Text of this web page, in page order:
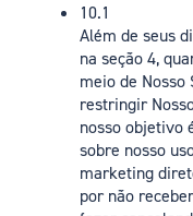
10.1
Além de seus
na seção 4,
meio de Nosso
restringir
nosso objetivo
sobre nosso
marketing
por não